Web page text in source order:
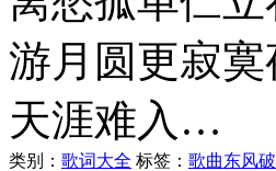
游月圆更寂
天涯难入…
类别： 歌词大全 标签： 歌曲东风